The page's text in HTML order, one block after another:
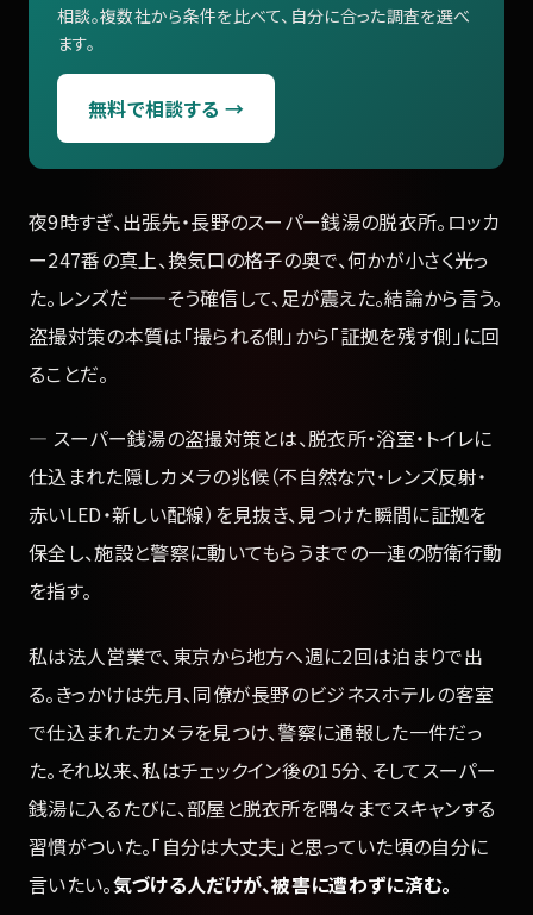
相談。複数社から条件を比べて、自分に合った調査を選べ
ます。
無料で相談する →
夜9時すぎ、出張先・長野のスーパー銭湯の脱衣所。ロッカ
ー247番の真上、換気口の格子の奥で、何かが小さく光っ
た。レンズだ——そう確信して、足が震えた。結論から言う。
盗撮対策の本質は「撮られる側」から「証拠を残す側」に回
ることだ。
— スーパー銭湯の盗撮対策とは、脱衣所・浴室・トイレに
仕込まれた隠しカメラの兆候（不自然な穴・レンズ反射・
赤いLED・新しい配線）を見抜き、見つけた瞬間に証拠を
保全し、施設と警察に動いてもらうまでの一連の防衛行動
を指す。
私は法人営業で、東京から地方へ週に2回は泊まりで出
る。きっかけは先月、同僚が長野のビジネスホテルの客室
で仕込まれたカメラを見つけ、警察に通報した一件だっ
た。それ以来、私はチェックイン後の15分、そしてスーパー
銭湯に入るたびに、部屋と脱衣所を隅々までスキャンする
習慣がついた。「自分は大丈夫」と思っていた頃の自分に
言いたい。気づける人だけが、被害に遭わずに済む。